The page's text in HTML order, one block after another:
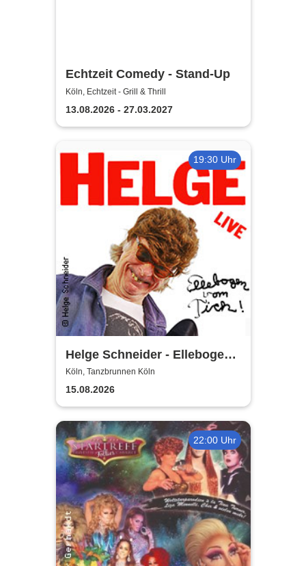
Echtzeit Comedy - Stand-Up
Köln, Echtzeit - Grill & Thrill
13.08.2026 - 27.03.2027
19:30 Uhr
Helge Schneider - Ellebogen
vom Tich
Köln, Tanzbrunnen Köln
15.08.2026
22:00 Uhr